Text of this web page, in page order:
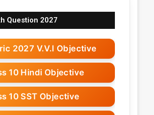
Question 2027
2027 V.V.I Objective
10 Hindi Objective
10 SST Objective